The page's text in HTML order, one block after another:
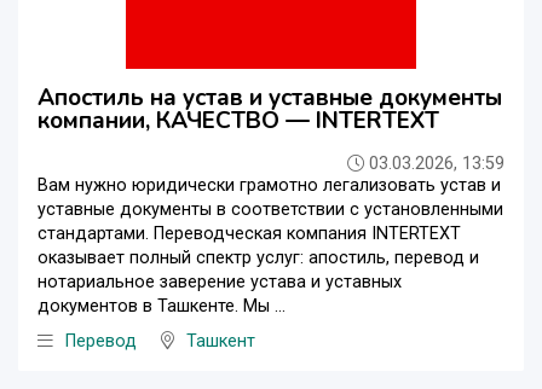
Апостиль на устав и уставные документы
компании, КАЧЕСТВО — INTERTEXT
03.03.2026, 13:59
Вам нужно юридически грамотно легализовать устав и
уставные документы в соответствии с установленными
стандартами. Переводческая компания INTERTEXT
оказывает полный спектр услуг: апостиль, перевод и
нотариальное заверение устава и уставных
документов в Ташкенте. Мы ...
Перевод
Ташкент